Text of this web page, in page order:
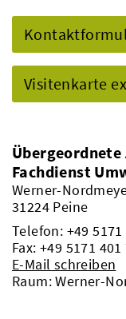
Visitenkarte
Übergeordnete
Fachdienst
Werner-
31224 Peine
Telefon: +49
Fax: +49 5171 401
E-Mail schreiben
Raum: Werner-